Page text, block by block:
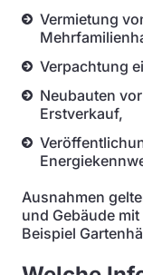
Vermietung
Verpachtung
Neubauten
Erstverkauf,
Ausnahmen
und Gebäude
Beispiel